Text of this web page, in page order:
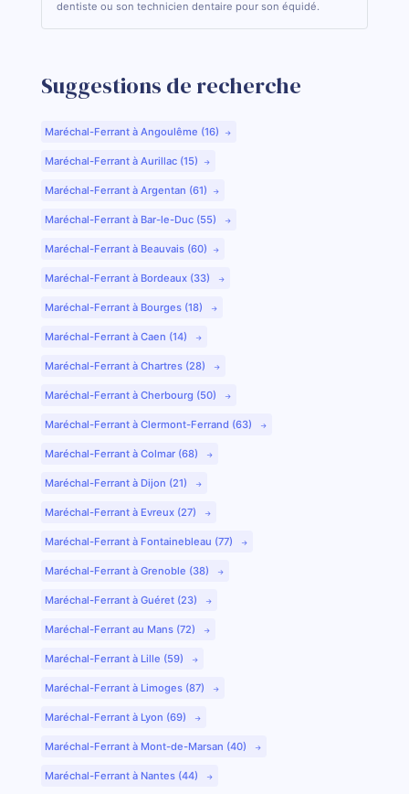
dentiste ou son technicien dentaire pour son équidé.
Suggestions de recherche
Maréchal-Ferrant à Angoulême (16)
Maréchal-Ferrant à Aurillac (15)
Maréchal-Ferrant à Argentan (61)
Maréchal-Ferrant à Bar-le-Duc (55)
Maréchal-Ferrant à Beauvais (60)
Maréchal-Ferrant à Bordeaux (33)
Maréchal-Ferrant à Bourges (18)
Maréchal-Ferrant à Caen (14)
Maréchal-Ferrant à Chartres (28)
Maréchal-Ferrant à Cherbourg (50)
Maréchal-Ferrant à Clermont-Ferrand (63)
Maréchal-Ferrant à Colmar (68)
Maréchal-Ferrant à Dijon (21)
Maréchal-Ferrant à Evreux (27)
Maréchal-Ferrant à Fontainebleau (77)
Maréchal-Ferrant à Grenoble (38)
Maréchal-Ferrant à Guéret (23)
Maréchal-Ferrant au Mans (72)
Maréchal-Ferrant à Lille (59)
Maréchal-Ferrant à Limoges (87)
Maréchal-Ferrant à Lyon (69)
Maréchal-Ferrant à Mont-de-Marsan (40)
Maréchal-Ferrant à Nantes (44)